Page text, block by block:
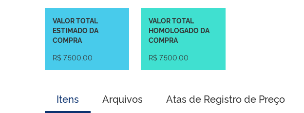
VALOR TOTAL
ESTIMADO DA
COMPRA
R$ 7.500,00
VALOR TOTAL
HOMOLOGADO DA
COMPRA
R$ 7.500,00
Itens Arquivos Atas de Registro de Preço